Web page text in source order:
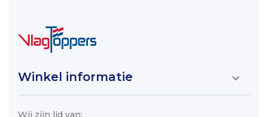
Winkel informatie 
Wij zijn lid van: